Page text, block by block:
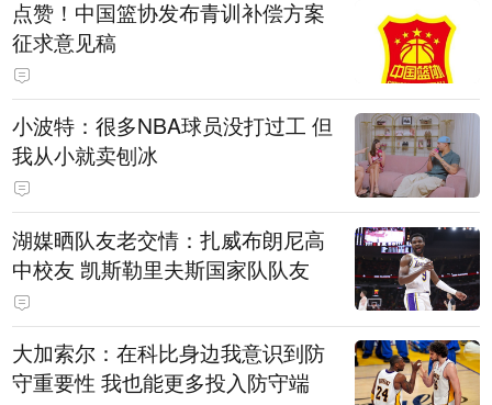
点赞！中国篮协发布青训补偿方案
征求意见稿
小波特：很多NBA球员没打过工 但
我从小就卖刨冰
湖媒晒队友老交情：扎威布朗尼高
中校友 凯斯勒里夫斯国家队队友
大加索尔：在科比身边我意识到防
守重要性 我也能更多投入防守端